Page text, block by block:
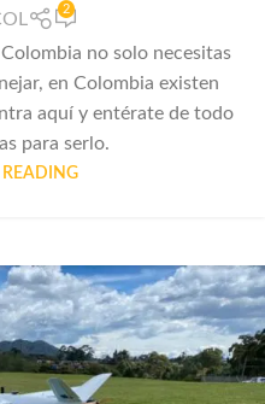
2
no solo necesitas
en Colombia existen
aquí y entérate de todo
para serlo.